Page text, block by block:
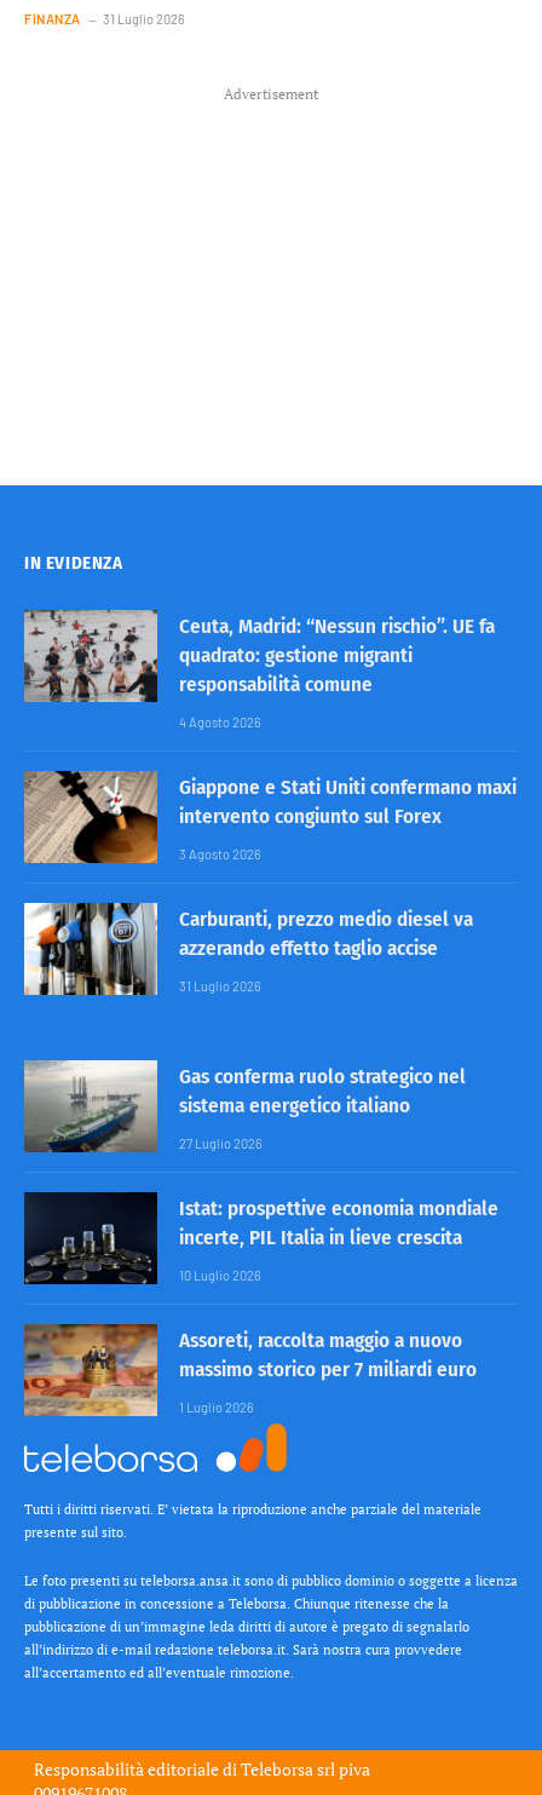
FINANZA 31 Luglio 2026
Advertisement
IN EVIDENZA
Ceuta, Madrid: “Nessun rischio”. UE fa
quadrato: gestione migranti
responsabilità comune
4 Agosto 2026
Giappone e Stati Uniti confermano maxi
intervento congiunto sul Forex
3 Agosto 2026
Carburanti, prezzo medio diesel va
azzerando effetto taglio accise
31 Luglio 2026
Gas conferma ruolo strategico nel
sistema energetico italiano
27 Luglio 2026
Istat: prospettive economia mondiale
incerte, PIL Italia in lieve crescita
10 Luglio 2026
Assoreti, raccolta maggio a nuovo
massimo storico per 7 miliardi euro
1 Luglio 2026
Tutti i diritti riservati. E’ vietata la riproduzione anche parziale del materiale
presente sul sito.
Le foto presenti su teleborsa.ansa.it sono di pubblico dominio o soggette a licenza
di pubblicazione in concessione a Teleborsa. Chiunque ritenesse che la
pubblicazione di un’immagine leda diritti di autore è pregato di segnalarlo
all’indirizzo di e-mail redazione teleborsa.it. Sarà nostra cura provvedere
all’accertamento ed all’eventuale rimozione.
Responsabilità editoriale diTeleborsa srlpiva